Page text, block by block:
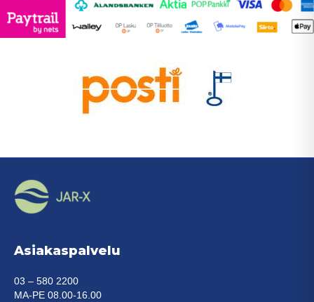
Asiakaspalvelu
03 – 580 2200
MA-PE 08.00-16.00